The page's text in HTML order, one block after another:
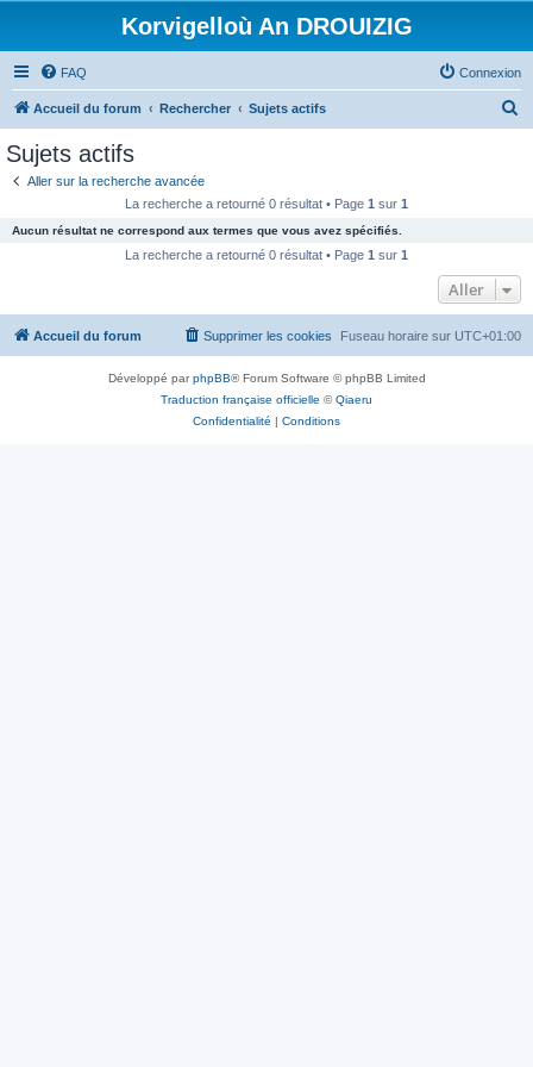
Korvigelloù An DROUIZIG
FAQ Connexion
Accueil du forum Rechercher Sujets actifs
c
e
Sujets actifs
Aller sur la recherche avancée
La recherche a retourné 0 résultat • Page 1 sur 1
Aucun résultat ne correspond aux termes que vous avez spécifiés.
La recherche a retourné 0 résultat • Page 1 sur 1
Aller
Accueil du forum Fuseau horaire sur UTC+01:00
Supprimer les cookies
Développé parphpBB® Forum Software © phpBB Limited
Traduction française officielle ©Qiaeru
Confidentialité | Conditions